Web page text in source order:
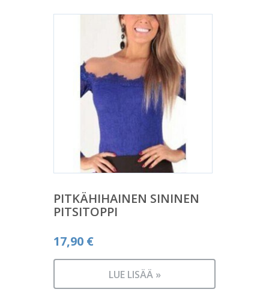
PITKÄHIHAINEN SININEN
PITSITOPPI
17,90 €
LUE LISÄÄ »